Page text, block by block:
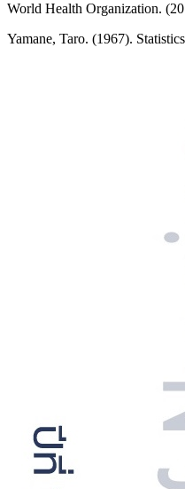
World Health Organization.
Yamane, Taro. (1967).